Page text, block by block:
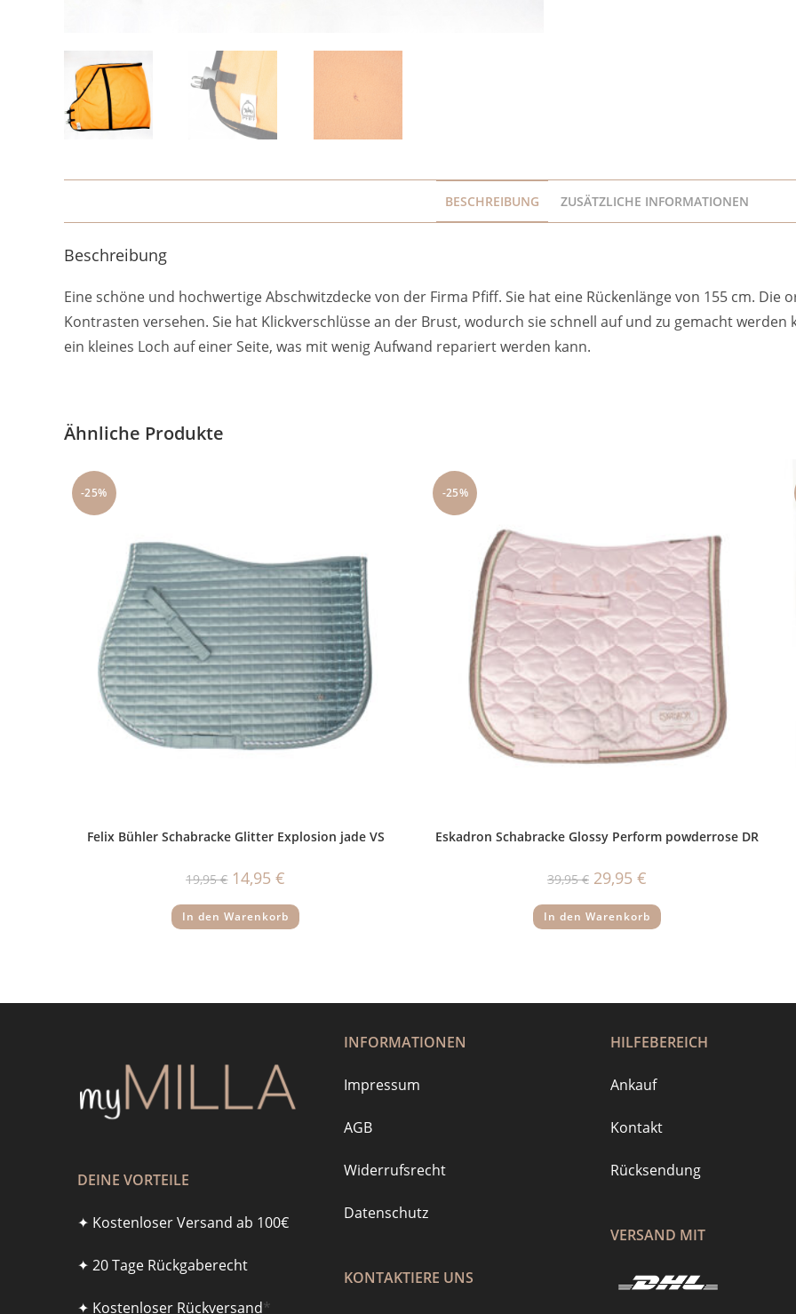
BESCHREIBUNG ZUSÄTZLICHE INFORMATIONEN
Beschreibung
Eine schöne und hochwertige Abschwitzdecke von der Firma Pfiff. Sie hat eine Rückenlänge von 155 cm. Die
Kontrasten versehen. Sie hat Klickverschlüsse an der Brust, wodurch sie schnell auf und zu gemacht
ein kleines Loch auf einer Seite, was mit wenig Aufwand repariert werden kann.
Ähnliche Produkte
-25%
Felix Bühler Schabracke Glitter Explosion jade VS
19,95€ Ursprünglicher
Preis
19,95 €
14,95€
14,95 €.
In den Warenkorb
-25%
Eskadron Schabracke Glossy Perform powderrose DR
39,95€ Ursprünglicher
Preis
39,95 €
29,95 €Aktueller
Preis
29,95 €.
In den Warenkorb
DEINE VORTEILE
✦ Kostenloser Versand ab 100€
✦ 20 Tage Rückgaberecht
✦ Kostenloser Rückversand*
INFORMATIONEN
Impressum
AGB
Widerrufsrecht
Datenschutz
KONTAKTIERE UNS
HILFEBEREICH
Ankauf
Kontakt
Rücksendung
VERSAND MIT